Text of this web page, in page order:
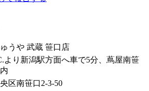
うや 武蔵 笹口店
より新潟駅方面へ車で5分、蔦屋南笹
区南笹口2-3-50